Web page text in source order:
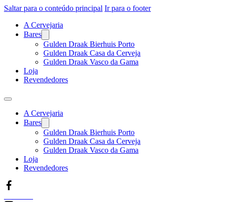
Saltar para o conteúdo principal Ir para o footer
A Cervejaria
Bares
Gulden Draak Bierhuis Porto
Gulden Draak Casa da Cerveja
Gulden Draak Vasco da Gama
Loja
Revendedores
A Cervejaria
Bares
Gulden Draak Bierhuis Porto
Gulden Draak Casa da Cerveja
Gulden Draak Vasco da Gama
Loja
Revendedores